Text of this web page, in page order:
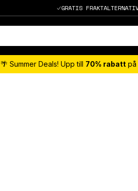
GRATIS
🌴 Summer Deals! Upp till 70% rabatt på